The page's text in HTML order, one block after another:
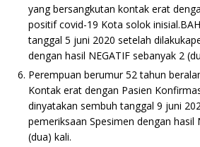
yang bersangkutan kontak erat
positif covid-19 Kota solok
tanggal 5 juni 2020 setelah
dengan hasil NEGATIF sebanyak 2
Perempuan berumur 52 tahun
Kontak erat dengan Pasien
dinyatakan sembuh tanggal 9 juni
pemeriksaan Spesimen dengan hasil
(dua) kali.